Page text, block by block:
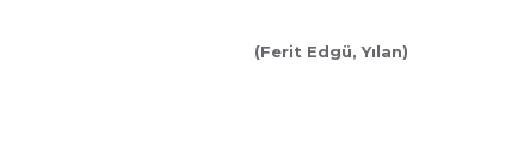
(Ferit Edgü, Yılan)